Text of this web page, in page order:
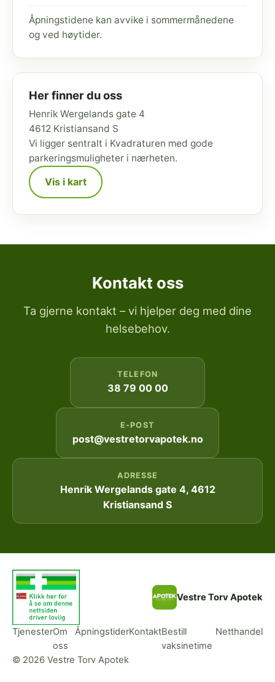
Åpningstidene kan avvike i sommermånedene
og ved høytider.
Her finner du oss
Henrik Wergelands gate 4
4612 Kristiansand S
Vi ligger sentralt i Kvadraturen med gode
parkeringsmuligheter i nærheten.
Vis i kart
Kontakt oss
Ta gjerne kontakt – vi hjelper deg med dine
helsebehov.
TELEFON
38 79 00 00
E-POST
post@vestretorvapotek.no
ADRESSE
Henrik Wergelands gate 4, 4612
Kristiansand S
Vestre Torv Apotek
TjenesterOm
oss
ÅpningstiderKontaktBestill
vaksinetime
Netthandel
© 2026 Vestre Torv Apotek